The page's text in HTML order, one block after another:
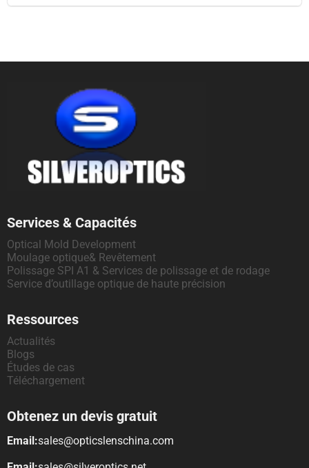
Services & Capacités
Optical Mold Development
Moulage optique& Revêtement
Polissage SPI A1 & Services de polissage et de rodage
Service d’outillage optique de haute précision
Ressources
Actualités
Blogs
Études de cas
Téléchargement
Obtenez un devis gratuit
Email:sales@opticslenschina.com